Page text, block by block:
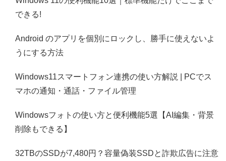
できる!
Android のアプリを個別にロックし、勝手に使えないよ
うにする方法
Windows11スマートフォン連携の使い方解説 | PCでス
マホの通知・通話・ファイル管理
Windowsフォトの使い方と便利機能5選【AI編集・背景
削除もできる】
32TBのSSDが7,480円？容量偽装SSDと詐欺広告に注意